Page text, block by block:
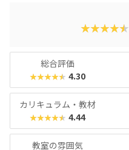
★★★★★
総合評価
★★★★★ 4.30
カリキュラム・教材
★★★★★ 4.44
教室の雰囲気